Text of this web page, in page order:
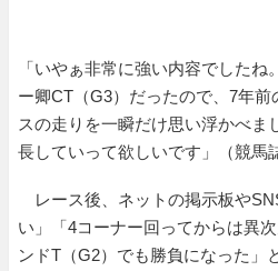
「いやぁ非常に強い内容でした
ー卿CT（G3）だったので、7年前
スの走りを一瞬だけ思い浮かべま
長していって欲しいです」（競馬
レース後、ネットの掲示板や
い」「4コーナー回ってからは異
ンドT（G2）でも勝負になった」